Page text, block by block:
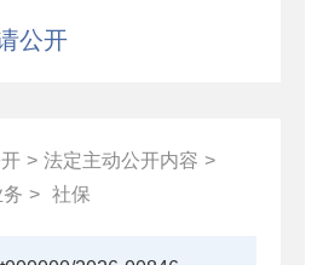
公开
> 法定主动公开内容 >
> 社保